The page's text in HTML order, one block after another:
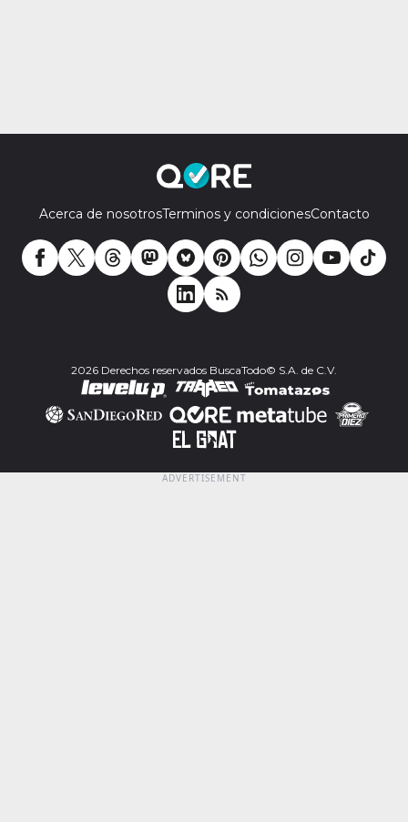
Acerca de nosotrosTerminos y condicionesContacto
2026 Derechos reservados BuscaTodo© S.A. de C.V.